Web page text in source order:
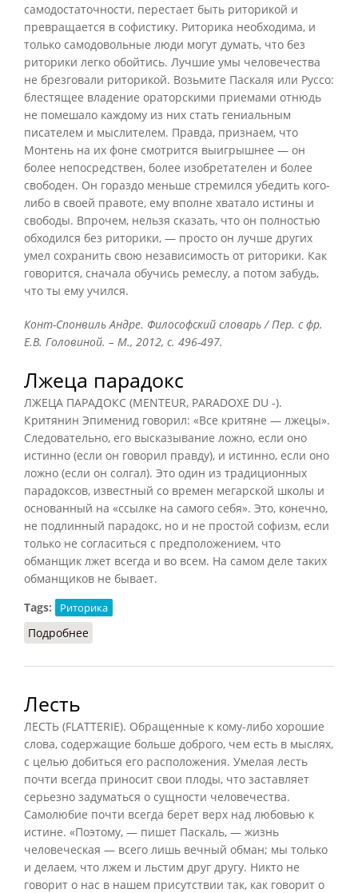
самодостаточности, перестает быть риторикой и
превращается в софистику. Риторика необходима, и
только самодовольные люди могут думать, что без
риторики легко обойтись. Лучшие умы человечества
не брезговали риторикой. Возьмите Паскаля или Руссо:
блестящее владение ораторскими приемами отнюдь
не помешало каждому из них стать гениальным
писателем и мыслителем. Правда, признаем, что
Монтень на их фоне смотрится выигрышнее — он
более непосредствен, более изобретателен и более
свободен. Он гораздо меньше стремился убедить кого-
либо в своей правоте, ему вполне хватало истины и
свободы. Впрочем, нельзя сказать, что он полностью
обходился без риторики, — просто он лучше других
умел сохранить свою независимость от риторики. Как
говорится, сначала обучись ремеслу, а потом забудь,
что ты ему учился.
Конт-Спонвиль Андре. Философский словарь / Пер. с фр.
Е.В. Головиной. – М., 2012, с. 496-497.
Лжеца парадокс
ЛЖЕЦА ПАРАДОКС (MENTEUR, PARADOXE DU -).
Критянин Эпименид говорил: «Все критяне — лжецы».
Следовательно, его высказывание ложно, если оно
истинно (если он говорил правду), и истинно, если оно
ложно (если он солгал). Это один из традиционных
парадоксов, известный со времен мегарской школы и
основанный на «ссылке на самого себя». Это, конечно,
не подлинный парадокс, но и не простой софизм, если
только не согласиться с предположением, что
обманщик лжет всегда и во всем. На самом деле таких
обманщиков не бывает.
Tags:
Риторика
Подробнее
Лесть
ЛЕСТЬ (FLATTERIE). Обращенные к кому-либо хорошие
слова, содержащие больше доброго, чем есть в мыслях,
с целью добиться его расположения. Умелая лесть
почти всегда приносит свои плоды, что заставляет
серьезно задуматься о сущности человечества.
Самолюбие почти всегда берет верх над любовью к
истине. «Поэтому, — пишет Паскаль, — жизнь
человеческая — всего лишь вечный обман; мы только
и делаем, что лжем и льстим друг другу. Никто не
говорит о нас в нашем присутствии так, как говорит о